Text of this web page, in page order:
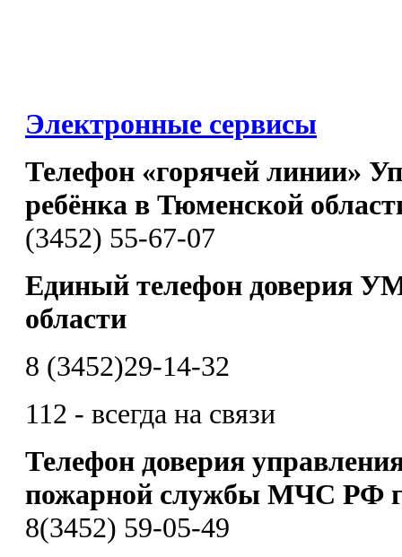
Электронные сервисы
Телефон «горячей линии»
ребёнка в Тюменской
(3452) 55-67-07
Единый телефон доверия
области
8 (3452)29-14-32
112 - всегда на связи
Телефон доверия
пожарной службы МЧС РФ
8(3452) 59-05-49